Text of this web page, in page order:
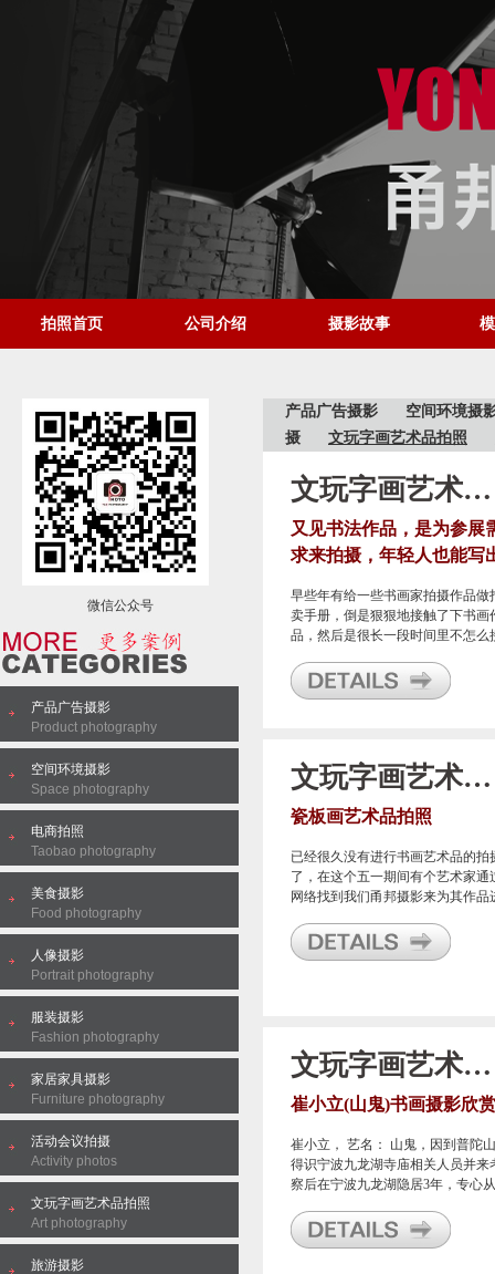
拍照首页 公司介绍 摄影故事
产品广告摄影
空间环境摄
摄
文玩字画艺术品拍照
文玩字画艺术品拍照
又见书法作品，是为参展
求来拍摄，年轻人也能写
早些年有给一些书画家拍摄作品做
卖手册，倒是狠狠地接触了下书画
品，然后是很长一段时间里不怎么
张作品，基本算是跟书画拍摄无接
了，再加上现在很多人用手机拍拍
文玩字画艺术品拍照
瓷板画艺术品拍照
已经很久没有进行书画艺术品的拍
了，在这个五一期间有个艺术家通
网络找到我们甬邦摄影来为其作品
文玩字画艺术品拍照
崔小立(山鬼)书画摄影欣赏
崔小立， 艺名： 山鬼，因到普陀山
得识宁波九龙湖寺庙相关人员并来
察后在宁波九龙湖隐居3年，专心从
办书画展，找到我们宁波甬邦广告
司来为其进行画作摄影。
微信公众号
产品广告摄影
Product photography
空间环境摄影
Space photography
电商拍照
Taobao photography
美食摄影
Food photography
人像摄影
Portrait photography
服装摄影
Fashion photography
家居家具摄影
Furniture photography
活动会议拍摄
Activity photos
文玩字画艺术品拍照
Art photography
旅游摄影